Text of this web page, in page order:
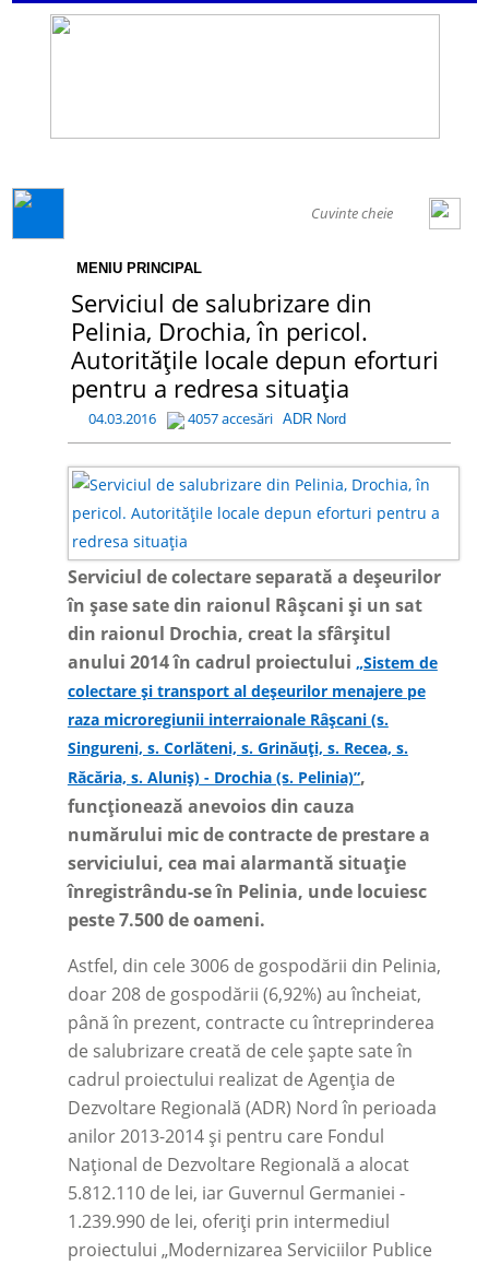
MENIU PRINCIPAL
Serviciul de salubrizare din
Pelinia, Drochia, în pericol.
Autoritățile locale depun eforturi
pentru a redresa situația
04.03.2016 4057 accesări ADR Nord
Serviciul de colectare separată a deșeurilor
în șase sate din raionul Râșcani și un sat
din raionul Drochia, creat la sfârșitul
anului 2014 în cadrul proiectului „Sistem de
colectare și transport al deșeurilor menajere pe
raza microregiunii interraionale Râșcani (s.
Singureni, s. Corlăteni, s. Grinăuți, s. Recea, s.
Răcăria, s. Aluniș) - Drochia (s. Pelinia)”,
funcționează anevoios din cauza
numărului mic de contracte de prestare a
serviciului, cea mai alarmantă situație
înregistrându-se în Pelinia, unde locuiesc
peste 7.500 de oameni.
Astfel, din cele 3006 de gospodării din Pelinia,
doar 208 de gospodării (6,92%) au încheiat,
până în prezent, contracte cu întreprinderea
de salubrizare creată de cele șapte sate în
cadrul proiectului realizat de Agenția de
Dezvoltare Regională (ADR) Nord în perioada
anilor 2013-2014 și pentru care Fondul
Național de Dezvoltare Regională a alocat
5.812.110 de lei, iar Guvernul Germaniei -
1.239.990 de lei, oferiți prin intermediul
proiectului „Modernizarea Serviciilor Publice